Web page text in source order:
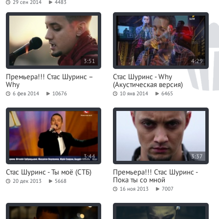
29 сен 2014 4483
3:51
Премьера!!! Стас Шуринс –
Why
6 фев 2014 10676
4:29
Стас Шуринс - Why
(Акустическая версия)
10 янв 2014 6465
3:44
Стас Шуринс - Ты моё (СТБ)
20 дек 2013 5668
3:37
Премьера!!! Стас Шуринс -
Пока ты со мной
16 ноя 2013 7007